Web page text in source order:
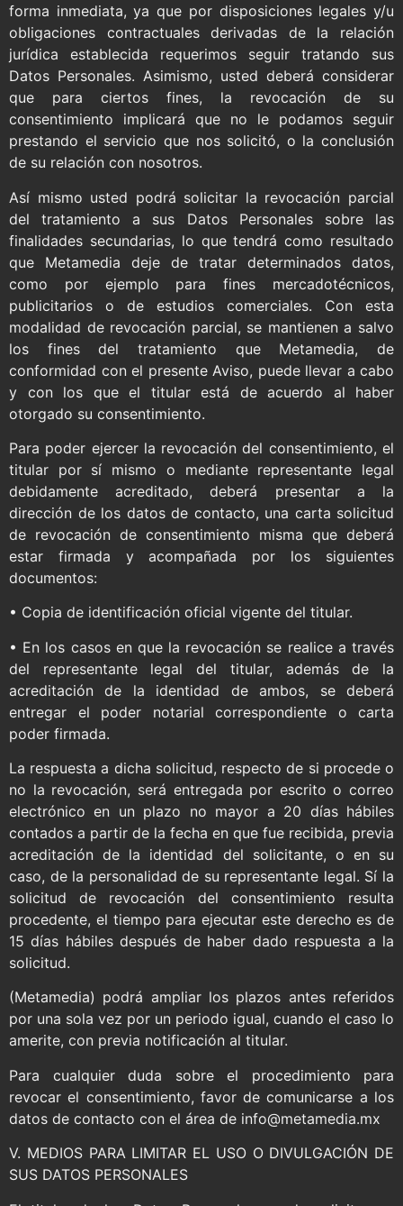
forma inmediata, ya que por disposiciones legales y/u
obligaciones contractuales derivadas de la relación
jurídica establecida requerimos seguir tratando sus
Datos Personales. Asimismo, usted deberá considerar
que para ciertos fines, la revocación de su
consentimiento implicará que no le podamos seguir
prestando el servicio que nos solicitó, o la conclusión
de su relación con nosotros.
Así mismo usted podrá solicitar la revocación parcial
del tratamiento a sus Datos Personales sobre las
finalidades secundarias, lo que tendrá como resultado
que Metamedia deje de tratar determinados datos,
como por ejemplo para fines mercadotécnicos,
publicitarios o de estudios comerciales. Con esta
modalidad de revocación parcial, se mantienen a salvo
los fines del tratamiento que Metamedia, de
conformidad con el presente Aviso, puede llevar a cabo
y con los que el titular está de acuerdo al haber
otorgado su consentimiento.
Para poder ejercer la revocación del consentimiento, el
titular por sí mismo o mediante representante legal
debidamente acreditado, deberá presentar a la
dirección de los datos de contacto, una carta solicitud
de revocación de consentimiento misma que deberá
estar firmada y acompañada por los siguientes
documentos:
• Copia de identificación oficial vigente del titular.
• En los casos en que la revocación se realice a través
del representante legal del titular, además de la
acreditación de la identidad de ambos, se deberá
entregar el poder notarial correspondiente o carta
poder firmada.
La respuesta a dicha solicitud, respecto de si procede o
no la revocación, será entregada por escrito o correo
electrónico en un plazo no mayor a 20 días hábiles
contados a partir de la fecha en que fue recibida, previa
acreditación de la identidad del solicitante, o en su
caso, de la personalidad de su representante legal. Sí la
solicitud de revocación del consentimiento resulta
procedente, el tiempo para ejecutar este derecho es de
15 días hábiles después de haber dado respuesta a la
solicitud.
(Metamedia) podrá ampliar los plazos antes referidos
por una sola vez por un periodo igual, cuando el caso lo
amerite, con previa notificación al titular.
Para cualquier duda sobre el procedimiento para
revocar el consentimiento, favor de comunicarse a los
datos de contacto con el área de info@metamedia.mx
V. MEDIOS PARA LIMITAR EL USO O DIVULGACIÓN DE
SUS DATOS PERSONALES